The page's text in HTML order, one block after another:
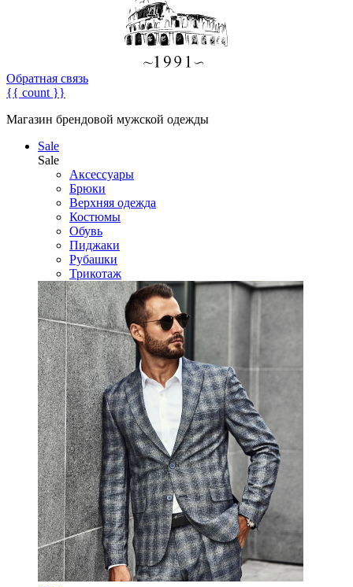
Обратная связь
{{ count }}
Магазин брендовой мужской одежды
Sale
Sale
Аксессуары
Брюки
Верхняя одежда
Костюмы
Обувь
Пиджаки
Рубашки
Трикотаж